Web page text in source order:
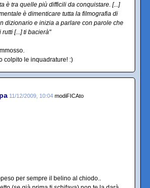
è tra quelle più difficili da conquistare. [...]
è dimenticare tutta la filmografia di
dizionario e inizia a parlare con parole che
rutti [...] ti bacierà"
colpito le inquadrature! :)
11/12/2009, 10:04 modiFICAto
per sempre il belino al chiodo..